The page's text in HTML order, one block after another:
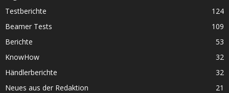
Testberichte
124
Beamer Tests
109
Berichte
53
KnowHow
32
Händlerberichte
32
Neues aus der Redaktion
21